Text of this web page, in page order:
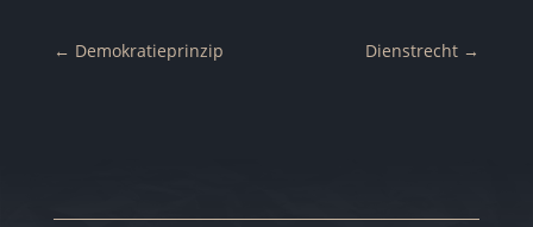
← Demokratieprinzip Dienstrecht →